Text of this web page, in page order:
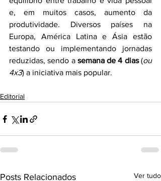
e, em muitos casos, aumento da
produtividade. Diversos países na
Europa, América Latina e Ásia estão
testando ou implementando jornadas
reduzidas, sendo a semana de 4 dias (ou
4x3) a iniciativa mais popular.
Editorial
Posts Relacionados Ver tudo